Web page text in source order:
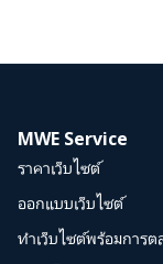
MWE Service
ราคาเว็บไซต์
ออกแบบเว็บไซต์
ทำเว็บไซต์พร้อมการต